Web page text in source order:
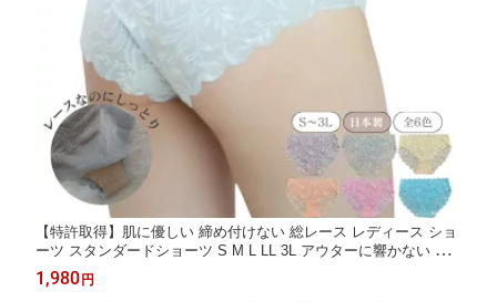
【特許取得】肌に優しい 締め付けない 総レース レディース ショ
ーツ スタンダードショーツ S M L LL 3L アウターに響かない シ
ョーツ 日本製 ナイトウェア
1,980円